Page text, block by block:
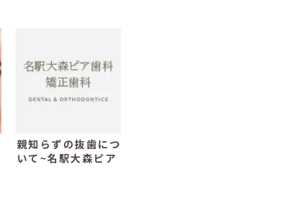
親知らずの抜歯につ
いて~名駅大森ピア